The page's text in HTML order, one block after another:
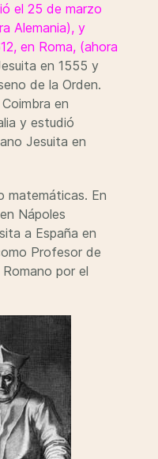
el 25 de marzo
Alemania), y
en Roma, (ahora
en 1555 y
de la Orden.
en
y estudió
Jesuita en
matemáticas. En
Nápoles
a España en
Profesor de
por el